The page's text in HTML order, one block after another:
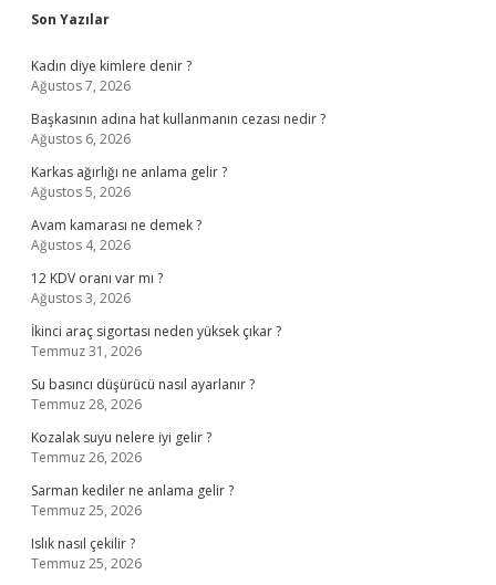
Sidebar
Son Yazılar
Kadın diye kimlere denir ?
Ağustos 7, 2026
Başkasının adına hat kullanmanın cezası nedir ?
Ağustos 6, 2026
Karkas ağırlığı ne anlama gelir ?
Ağustos 5, 2026
Avam kamarası ne demek ?
Ağustos 4, 2026
12 KDV oranı var mı ?
Ağustos 3, 2026
İkinci araç sigortası neden yüksek çıkar ?
Temmuz 31, 2026
Su basıncı düşürücü nasıl ayarlanır ?
Temmuz 28, 2026
Kozalak suyu nelere iyi gelir ?
Temmuz 26, 2026
Sarman kediler ne anlama gelir ?
Temmuz 25, 2026
Islık nasıl çekilir ?
Temmuz 25, 2026